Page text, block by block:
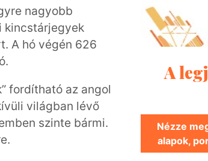
nagyobb
kincstárjegyek
A hó végén 626
fordítható az angol
világban lévő
szinte bármi.
A
Nézze
alapok,